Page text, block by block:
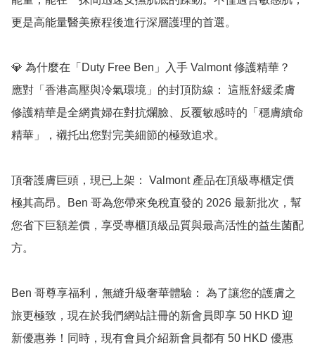
更是高能量醫美療程後進行深層護理的首選。
💎 為什麼在「Duty Free Ben」入手 Valmont 修護精華？
應對「香港高壓與冷氣環境」的封頂防線： 這瓶舒緩柔膚
修護精華是全網貴婦在對抗爛臉、反覆敏感時的「穩膚續命
精華」，襯托出您對完美細節的極致追求。
頂奢護膚巨頭，現已上架： Valmont 產品在頂級專櫃定價
極其高昂。Ben 哥為您帶來免稅直發的 2026 最新批次，幫
您省下巨額差價，享受專櫃頂級品質與最高活性的益生菌配
方。
Ben 哥尊享福利，無縫升級奢華體驗： 為了讓您的護膚之
旅更極致，現在於我們網站註冊的新會員即享 50 HKD 迎
新優惠券！同時，現有會員介紹新會員都有 50 HKD 優惠